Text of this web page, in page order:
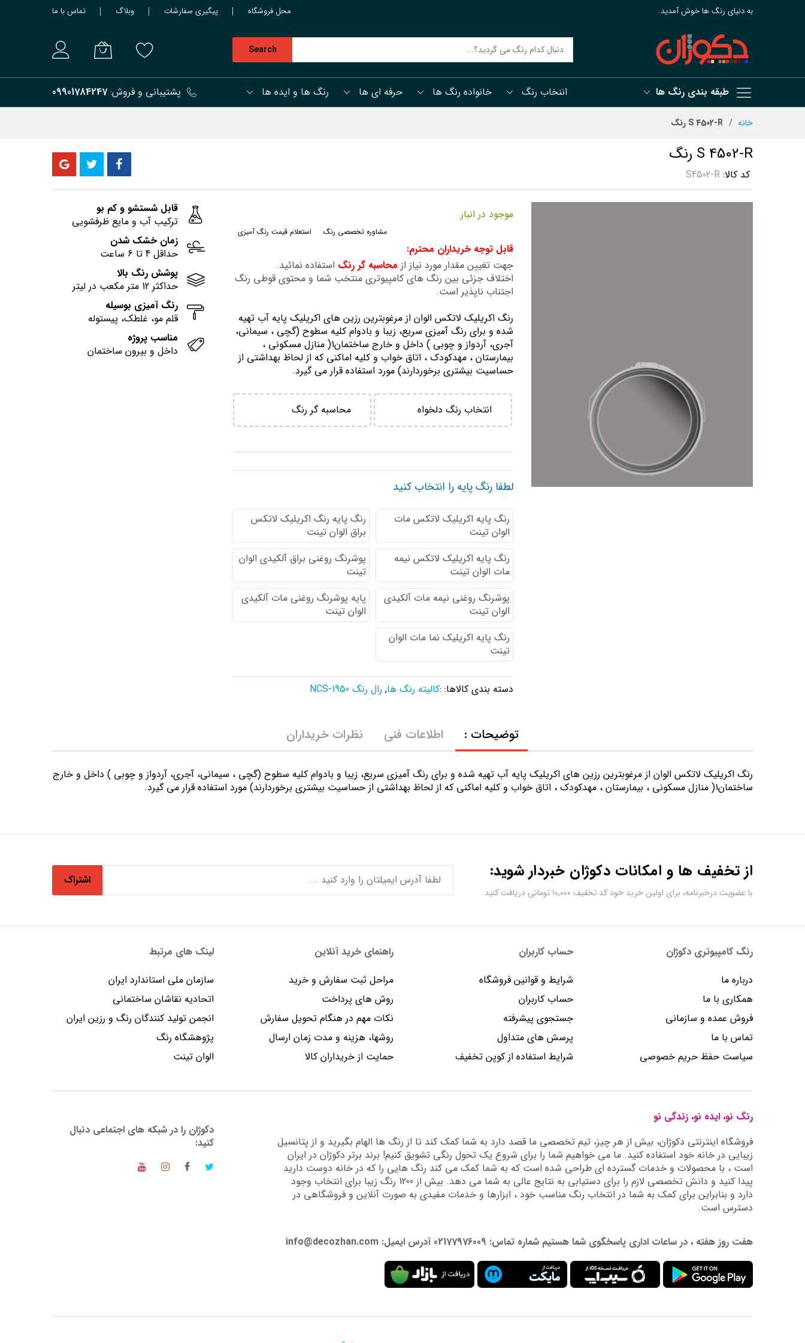
به دنیای رنگ ها خوش آمدید. محل فروشگاه پیگیری سفارشات وبلاگ تماس با ما
طبقه بندی رنگ ها
Search
اننخاب رنگ خانواده رنگ ها حرفه ای ها رنگ ها و ایده ها پشتیبانی و فروش:09901784247
خانه S 4502-R رنگ
S 4502-R رنگ
کد کالا S4502-R
موجود در انبار
استعلام قیمت رنگ آمیزی مشاوره تخصصی رنگ
قابل توجه خریداران محترم:
جهت تغیین مقدار مورد نیاز از محاسبه گر رنگ استفاده نمائید.
اختلاف جزئی بین رنگ های کامپیوتری منتخب شما و محتوی قوطی رنگ
اجتناب ناپذیر است.
رنگ اكريليك لاتكس الوان از مرغوبترين رزين هاي اكريليك پايه آب تهيه
شده و برای رنگ آمیزی سریع، زیبا و بادوام کلیه سطوح (گچی ، سیمانی،
آجری، آردواز و چوبی ) داخل و خارج ساختمان1( منازل مسكوني ،
بيمارستان ، مهدكودك ، اتاق خواب و كليه اماكني كه از لحاظ بهداشتي از
حساسيت بيشتري برخوردارند) مورد استفاده قرار می گیرد.
انتخاب رنگ دلخواه محاسبه گر رنگ
لطفا رنگ پایه را انتخاب کنید
رنگ پایه اكريليك لاتكس مات
الوان تینت
رنگ پایه رنگ اكريليك لاتكس
براق الوان تینت
رنگ پایه اكريليك لاتكس نيمه
مات الوان تینت
پوشرنگ روغنی براق آلکیدی الوان
تینت
پوشرنگ روغنی نیمه مات آلکیدی
الوان تینت
پایه پوشرنگ روغنی مات آلکیدی
الوان تینت
رنگ پایه اکریلیک نما مات الوان
تینت
دسته بندی کالاها: :کالیته رنگ ها, رال رنگ NCS-1950
قابل شستشو و کم بو
ترکیب آب و مایع ظرفشویی
زمان خشک شدن
حداقل 4 تا 6 ساعت
پوشش رنگ بالا
حداکثر 12 متر مکعب در لیتر
رنگ آمیزی بوسیله
قلم مو، غلطک، پیستوله
مناسب پروژه
داخل و بیرون ساختمان
توضیحات :
رنگ اكريليك لاتكس الوان از مرغوبترين رزين هاي اكريليك پايه آب تهيه شده و برای رنگ آمیزی سریع، زیبا و بادوام کلیه سطوح (گچی ، سیمانی، آجری، آردواز و چوبی ) داخل و خارج
ساختمان1( منازل مسكوني ، بيمارستان ، مهدكودك ، اتاق خواب و كليه اماكني كه از لحاظ بهداشتي از حساسيت بيشتري برخوردارند) مورد استفاده قرار می گیرد.
اطلاعات فنی نظرات خریداران
از تخفیف ها و امکانات دکوژان خبردار شوید:
با عضویت درخبرنامه، برای اولین خرید خود کد تخفیف ۱۰,۰۰۰ تومانی دریافت کنید.
اشتراک
رنگ کامپیوتری دکوژان
درباره ما
همکاری با ما
فروش عمده و سازمانی
تماس با ما
سیاست حفظ حریم خصوصی
حساب کاربران
شرایط و قوانین فروشگاه
حساب کاربران
جستجوی پیشرفته
پرسش های متداول
شرایط استفاده از کوپن تخفیف
راهنمای خرید آنلاین
مراحل ثبت سفارش و خرید
روش های پرداخت
نکات مهم در هنگام تحویل سفارش
روشها، هزینه و مدت زمان ارسال
حمایت از خریداران کالا
لینک های مرتبط
سازمان ملی استاندارد ایران
اتحادیه نقاشان ساختمانی
انجمن توليد كنندگان رنگ و رزين ايران
پژوهشگاه رنگ
الوان تینت
رنگ نو، ایده نو، زندگی نو
فروشگاه اینترنتی دکوژان، بیش از هر چیز، تیم تخصصی ما قصد دارد به شما کمک کند تا از رنگ ها الهام بگیرید و از پتانسیل
زیبایی در خانه خود استفاده کنید. ما می خواهیم شما را برای شروع یک تحول رنگی تشویق کنیم! برند برتر دکوژان در ایران
است ، با محصولات و خدمات گسترده ای طراحی شده است که به شما کمک می کند رنگ هایی را که در خانه دوست دارید
پیدا کنید و دانش تخصصی لازم را برای دستیابی به نتایج عالی به شما می دهد. بیش از 1200 رنگ زیبا برای انتخاب وجود
دارد و بنابراین برای کمک به شما در انتخاب رنگ مناسب خود ، ابزارها و خدمات مفیدی به صورت آنلاین و فروشگاهی در
دسترس است.
هفت روز هفته ، در ساعات اداری پاسخگوی شما هستیم شماره تماس: 02177976009 آدرس ایمیل: info@decozhan.com
دکوژان را در شبکه های اجتماعی دنبال
کنید: